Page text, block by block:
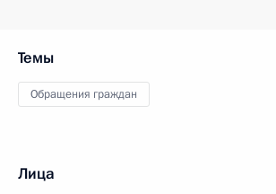
Темы
Обращения граждан
Лица